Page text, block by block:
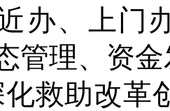
办、上门
管理、资
救助改革